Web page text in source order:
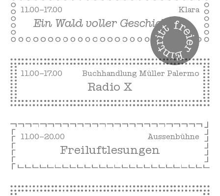
11.00–17.00 Klara
Ein Wald voller Geschichten
11.00–17.00 Buchhandlung Müller Palermo
Radio X
11.00–20.00 Aussenbühne
Freiluftlesungen